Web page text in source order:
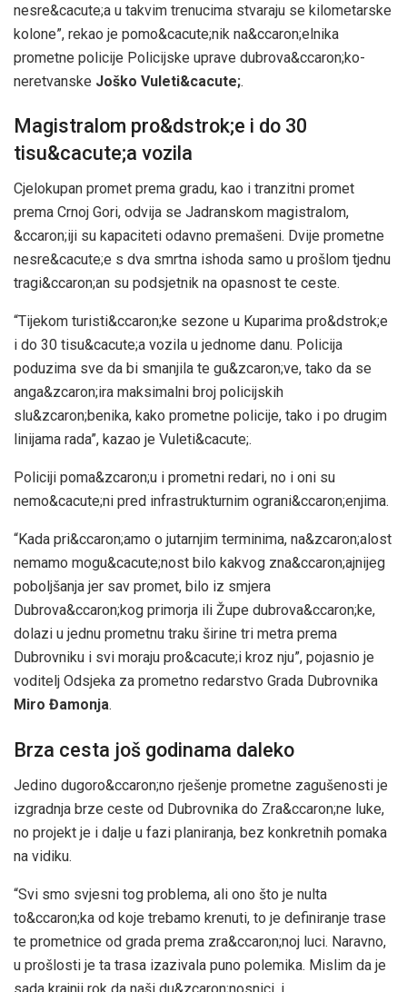
nesre&cacute;a u takvim trenucima stvaraju se kilometarske
kolone”, rekao je pomo&cacute;nik na&ccaron;elnika
prometne policije Policijske uprave dubrova&ccaron;ko-
neretvanske Joško Vuleti&cacute;.
Magistralom pro&dstrok;e i do 30
tisu&cacute;a vozila
Cjelokupan promet prema gradu, kao i tranzitni promet
prema Crnoj Gori, odvija se Jadranskom magistralom,
&ccaron;iji su kapaciteti odavno premašeni. Dvije prometne
nesre&cacute;e s dva smrtna ishoda samo u prošlom tjednu
tragi&ccaron;an su podsjetnik na opasnost te ceste.
“Tijekom turisti&ccaron;ke sezone u Kuparima pro&dstrok;e
i do 30 tisu&cacute;a vozila u jednome danu. Policija
poduzima sve da bi smanjila te gu&zcaron;ve, tako da se
anga&zcaron;ira maksimalni broj policijskih
slu&zcaron;benika, kako prometne policije, tako i po drugim
linijama rada”, kazao je Vuleti&cacute;.
Policiji poma&zcaron;u i prometni redari, no i oni su
nemo&cacute;ni pred infrastrukturnim ograni&ccaron;enjima.
“Kada pri&ccaron;amo o jutarnjim terminima, na&zcaron;alost
nemamo mogu&cacute;nost bilo kakvog zna&ccaron;ajnijeg
poboljšanja jer sav promet, bilo iz smjera
Dubrova&ccaron;kog primorja ili Župe dubrova&ccaron;ke,
dolazi u jednu prometnu traku širine tri metra prema
Dubrovniku i svi moraju pro&cacute;i kroz nju”, pojasnio je
voditelj Odsjeka za prometno redarstvo Grada Dubrovnika
Miro Đamonja.
Brza cesta još godinama daleko
Jedino dugoro&ccaron;no rješenje prometne zagušenosti je
izgradnja brze ceste od Dubrovnika do Zra&ccaron;ne luke,
no projekt je i dalje u fazi planiranja, bez konkretnih pomaka
na vidiku.
“Svi smo svjesni tog problema, ali ono što je nulta
to&ccaron;ka od koje trebamo krenuti, to je definiranje trase
te prometnice od grada prema zra&ccaron;noj luci. Naravno,
u prošlosti je ta trasa izazivala puno polemika. Mislim da je
sada krajnji rok da naši du&zcaron;nosnici, i